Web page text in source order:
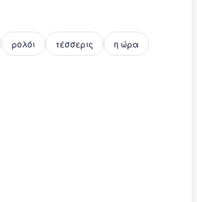
ρολόι τέσσερις η ώρα